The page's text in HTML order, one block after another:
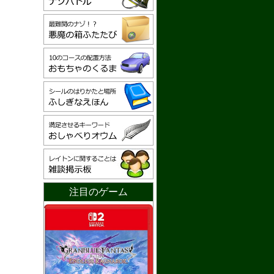
注目のゲーム